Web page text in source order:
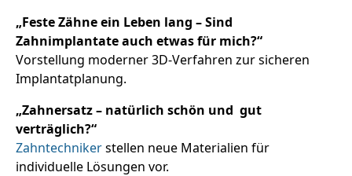
„Feste Zähne ein Leben lang – Sind
Zahnimplantate auch etwas für mich?“
Vorstellung moderner 3D-Verfahren zur sicheren
Implantatplanung.
„Zahnersatz – natürlich schön und gut
verträglich?“
Zahntechnikerstellen neue Materialien für
individuelle Lösungen vor.